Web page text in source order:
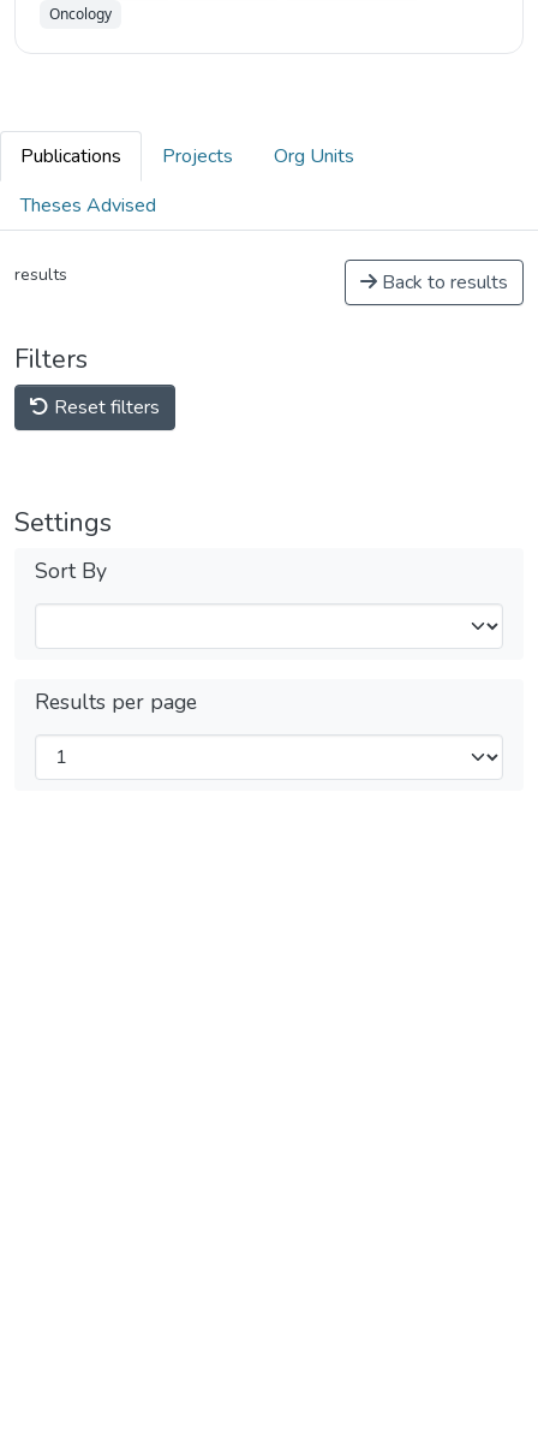
Oncology
Publications Projects
Org Units
Theses Advised
results Back to results
Filters
Reset filters
Settings
Sort By
Results per page